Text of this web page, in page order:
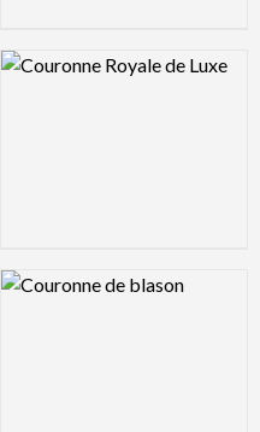
Logo Preview Image
Logo Preview Image